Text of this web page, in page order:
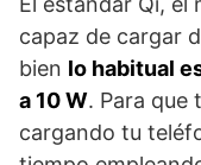
capaz de cargar
bien lo habitual
a 10 W. Para que
cargando tu